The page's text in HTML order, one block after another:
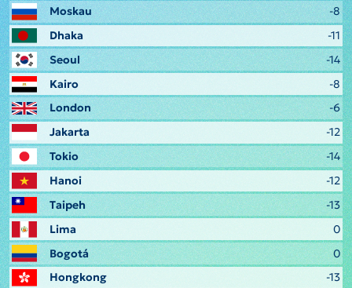
Moskau
-8
Dhaka
-11
Seoul
-14
Kairo
-8
London
-6
Jakarta
-12
Tokio
-14
Hanoi
-12
Taipeh
-13
Lima
0
Bogotá
0
Hongkong
-13